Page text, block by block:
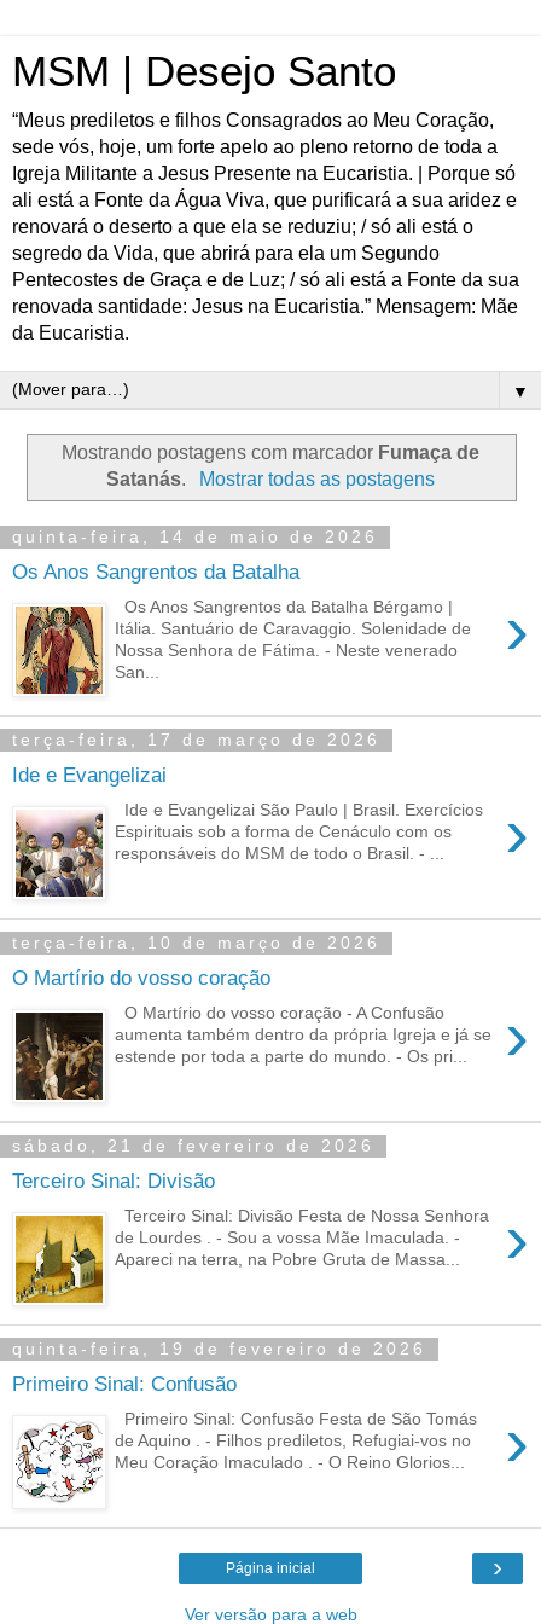
MSM | Desejo Santo
“Meus prediletos e filhos Consagrados ao Meu Coração,
sede vós, hoje, um forte apelo ao pleno retorno de toda a
Igreja Militante a Jesus Presente na Eucaristia. | Porque só
ali está a Fonte da Água Viva, que purificará a sua aridez e
renovará o deserto a que ela se reduziu; / só ali está o
segredo da Vida, que abrirá para ela um Segundo
Pentecostes de Graça e de Luz; / só ali está a Fonte da sua
renovada santidade: Jesus na Eucaristia.” Mensagem: Mãe
da Eucaristia.
▼
Mostrando postagens com marcador Fumaça de
Satanás. Mostrar todas as postagens
quinta-feira, 14 de maio de 2026
Os Anos Sangrentos da Batalha
›
Os Anos Sangrentos da Batalha Bérgamo |
Itália. Santuário de Caravaggio. Solenidade de
Nossa Senhora de Fátima. - Neste venerado
San...
terça-feira, 17 de março de 2026
Ide e Evangelizai
›
Ide e Evangelizai São Paulo | Brasil. Exercícios
Espirituais sob a forma de Cenáculo com os
responsáveis do MSM de todo o Brasil. - ...
terça-feira, 10 de março de 2026
O Martírio do vosso coração
›
O Martírio do vosso coração - A Confusão
aumenta também dentro da própria Igreja e já se
estende por toda a parte do mundo. - Os pri...
sábado, 21 de fevereiro de 2026
Terceiro Sinal: Divisão
›
Terceiro Sinal: Divisão Festa de Nossa Senhora
de Lourdes . - Sou a vossa Mãe Imaculada. -
Apareci na terra, na Pobre Gruta de Massa...
quinta-feira, 19 de fevereiro de 2026
Primeiro Sinal: Confusão
›
Primeiro Sinal: Confusão Festa de São Tomás
de Aquino . - Filhos prediletos, Refugiai-vos no
Meu Coração Imaculado . - O Reino Glorios...
›
Página inicial
Ver versão para a web